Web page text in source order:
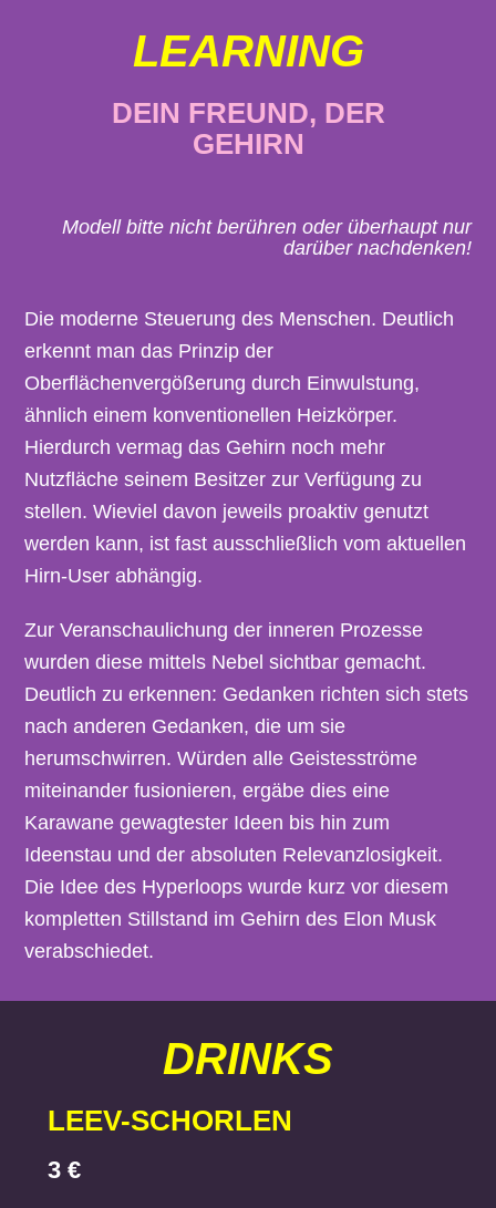
LEARNING
DEIN FREUND, DER
GEHIRN
Modell bitte nicht berühren oder überhaupt nur
darüber nachdenken!
Die moderne Steuerung des Menschen. Deutlich
erkennt man das Prinzip der
Oberflächenvergößerung durch Einwulstung,
ähnlich einem konventionellen Heizkörper.
Hierdurch vermag das Gehirn noch mehr
Nutzfläche seinem Besitzer zur Verfügung zu
stellen. Wieviel davon jeweils proaktiv genutzt
werden kann, ist fast ausschließlich vom aktuellen
Hirn-User abhängig.
Zur Veranschaulichung der inneren Prozesse
wurden diese mittels Nebel sichtbar gemacht.
Deutlich zu erkennen: Gedanken richten sich stets
nach anderen Gedanken, die um sie
herumschwirren. Würden alle Geistesströme
miteinander fusionieren, ergäbe dies eine
Karawane gewagtester Ideen bis hin zum
Ideenstau und der absoluten Relevanzlosigkeit.
Die Idee des Hyperloops wurde kurz vor diesem
kompletten Stillstand im Gehirn des Elon Musk
verabschiedet.
DRINKS
LEEV-SCHORLEN
3 €